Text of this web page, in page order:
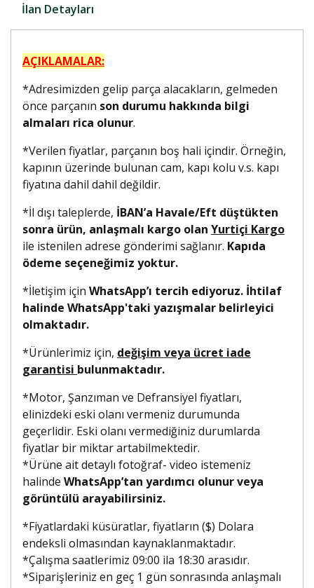
İlan Detayları
AÇIKLAMALAR:
*Adresimizden gelip parça alacakların, gelmeden
önce parçanın son durumu hakkında bilgi
almaları rica olunur.
*Verilen fiyatlar, parçanın boş hali içindir. Örneğin,
kapının üzerinde bulunan cam, kapı kolu v.s. kapı
fiyatına dahil dahil değildir.
*İl dışı taleplerde, İBAN’a Havale/Eft düştükten
sonra ürün, anlaşmalı kargo olan Yurtiçi Kargo
ile istenilen adrese gönderimi sağlanır. Kapıda
ödeme seçeneğimiz yoktur.
*İletişim için WhatsApp’ı tercih ediyoruz. İhtilaf
halinde WhatsApp'taki yazışmalar belirleyici
olmaktadır.
*Ürünlerimiz için, değişim veya ücret iade
garantisi bulunmaktadır.
*Motor, Şanzıman ve Defransiyel fiyatları,
elinizdeki eski olanı vermeniz durumunda
geçerlidir. Eski olanı vermediğiniz durumlarda
fiyatlar bir miktar artabilmektedir.
*Ürüne ait detaylı fotoğraf- video istemeniz
halinde WhatsApp’tan yardımcı olunur veya
görüntülü arayabilirsiniz.
*Fiyatlardaki küsüratlar, fiyatların ($) Dolara
endeksli olmasından kaynaklanmaktadır.
*Çalışma saatlerimiz 09:00 ila 18:30 arasıdır.
*Siparişleriniz en geç 1 gün sonrasında anlaşmalı